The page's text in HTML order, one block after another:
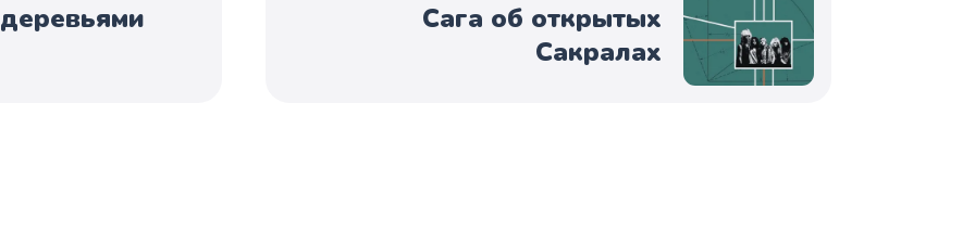
Сага об открытых
Сакралах